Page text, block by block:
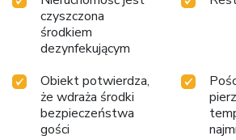
czyszczona
środkiem
dezynfekującym
Obiekt potwierdza,
że wdraża środki
bezpieczeństwa
gości